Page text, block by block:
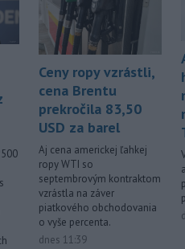
sa
-
Ceny ropy vzrástli,
cena Brentu
prekročila 83,50
USD za barel
Aj cena americkej ľahkej
ropy WTI so
septembrovým kontraktom
vzrástla na záver
piatkového obchodovania
o vyše percenta.
dnes 11:39